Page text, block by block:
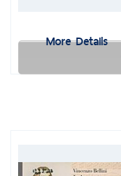
More Details